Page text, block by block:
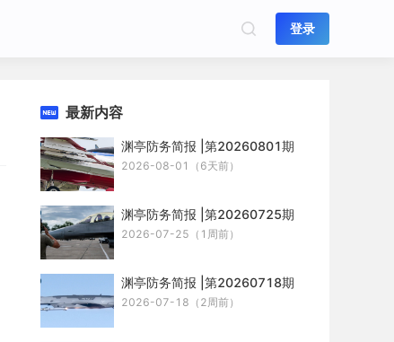
登录
最新内容
渊亭防务简报 |第20260801期
2026-08-01（6天前）
渊亭防务简报 |第20260725期
2026-07-25（1周前）
渊亭防务简报 |第20260718期
2026-07-18（2周前）